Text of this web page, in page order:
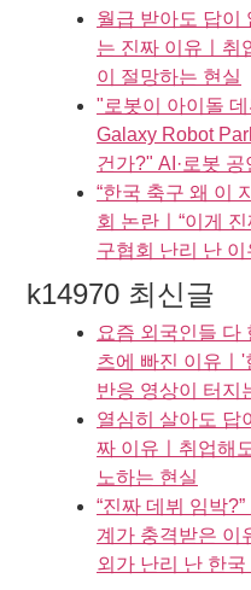
월급 받아도 답
는 진짜 이유ㅣ취
이 절망하는 현실
"로봇이 아이돌
Galaxy Robot
건가?" AI·로봇
“한국 축구 왜 이
회 논란ㅣ“이게
구협회 난리 난 이
k14970 최신글
요즘 외국인들 다
츠에 빠진 이유ㅣ'
반응 영상이 터지
열심히 살아도 답
짜 이유ㅣ취업해
노하는 현실
“진짜 데뷔 임박
계가 충격받은 이
외가 난리 난 한국